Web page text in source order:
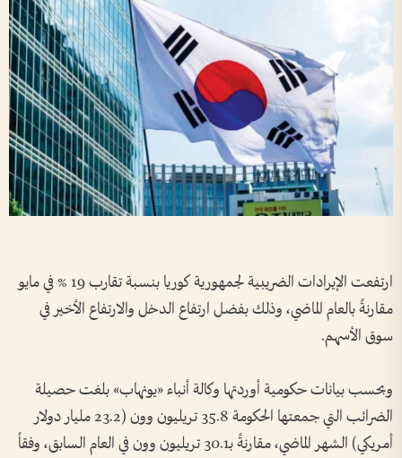
ارتفعت الإيرادات الضريبية لجمهورية كوريا بنسبة تقارب 19 % في مايو
مقارنةً بالعام الماضي، وذلك بفضل ارتفاع الدخل والارتفاع الأخير في
سوق الأسهم.
وبحسب بيانات حكومية أوردتها وكالة أنباء «يونهاب» بلغت حصيلة
الضرائب التي جمعتها الحكومة 35.8 تريليون وون (23.2 مليار دولار
أمريكي) الشهر الماضي، مقارنةً بـ30.1 تريليون وون في العام السابق، وفقاً